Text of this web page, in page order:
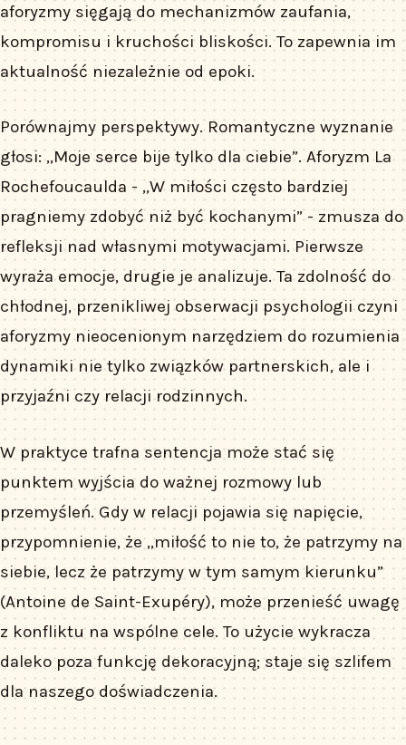
aforyzmy sięgają do mechanizmów zaufania,
kompromisu i kruchości bliskości. To zapewnia im
aktualność niezależnie od epoki.
Porównajmy perspektywy. Romantyczne wyznanie
głosi: „Moje serce bije tylko dla ciebie”. Aforyzm La
Rochefoucaulda - „W miłości często bardziej
pragniemy zdobyć niż być kochanymi” - zmusza do
refleksji nad własnymi motywacjami. Pierwsze
wyraża emocje, drugie je analizuje. Ta zdolność do
chłodnej, przenikliwej obserwacji psychologii czyni
aforyzmy nieocenionym narzędziem do rozumienia
dynamiki nie tylko związków partnerskich, ale i
przyjaźni czy relacji rodzinnych.
W praktyce trafna sentencja może stać się
punktem wyjścia do ważnej rozmowy lub
przemyśleń. Gdy w relacji pojawia się napięcie,
przypomnienie, że „miłość to nie to, że patrzymy na
siebie, lecz że patrzymy w tym samym kierunku”
(Antoine de Saint-Exupéry), może przenieść uwagę
z konfliktu na wspólne cele. To użycie wykracza
daleko poza funkcję dekoracyjną; staje się szlifem
dla naszego doświadczenia.